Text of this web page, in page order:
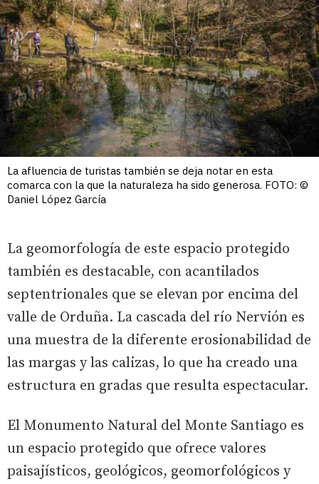
La afluencia de turistas también se deja notar en esta
comarca con la que la naturaleza ha sido generosa. FOTO: ©
Daniel López García
La geomorfología de este espacio protegido
también es destacable, con acantilados
septentrionales que se elevan por encima del
valle de Orduña. La cascada del río Nervión es
una muestra de la diferente erosionabilidad de
las margas y las calizas, lo que ha creado una
estructura en gradas que resulta espectacular.
El Monumento Natural del Monte Santiago es
un espacio protegido que ofrece valores
paisajísticos, geológicos, geomorfológicos y